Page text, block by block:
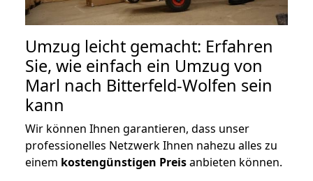
Umzug leicht gemacht: Erfahren
Sie, wie einfach ein Umzug von
Marl nach Bitterfeld-Wolfen sein
kann
Wir können Ihnen garantieren, dass unser
professionelles Netzwerk Ihnen nahezu alles zu
einem kostengünstigen Preisanbieten können.